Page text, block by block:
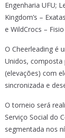
Engenharia UFU;
Kingdom’s –
e WildCrocs – Fisio
O Cheerleading é
Unidos, composta
(elevações) com
sincronizada e
O torneio será
Serviço Social do
segmentada nos